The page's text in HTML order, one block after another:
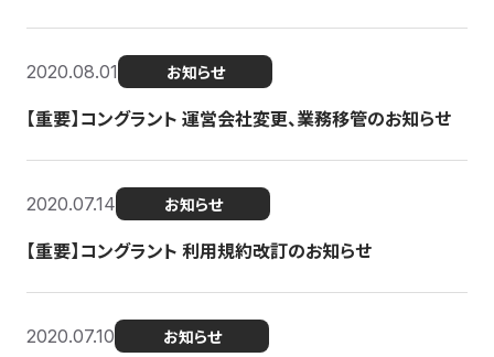
2020.08.01 お知らせ
【重要】コングラント 運営会社変更、業務移管のお知らせ
2020.07.14 お知らせ
【重要】コングラント 利用規約改訂のお知らせ
2020.07.10 お知らせ